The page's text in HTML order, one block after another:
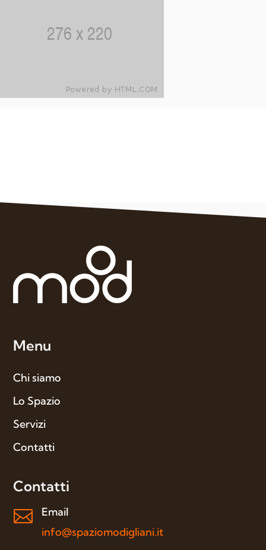
Menu
Chi siamo
Lo Spazio
Servizi
Contatti
Contatti

Email
info@spaziomodigliani.it